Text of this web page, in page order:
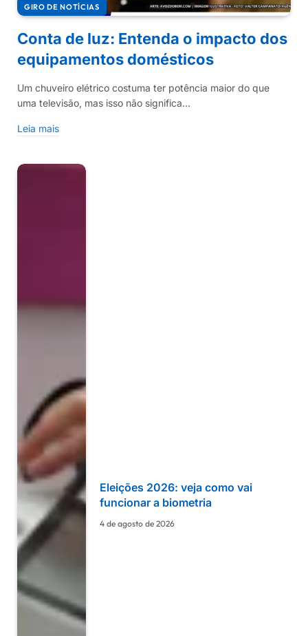
GIRO DE NOTÍCIAS
Conta de luz: Entenda o impacto dos
equipamentos domésticos
Um chuveiro elétrico costuma ter potência maior do que
uma televisão, mas isso não significa…
Leia mais
Eleições 2026: veja como vai
funcionar a biometria
4 de agosto de 2026